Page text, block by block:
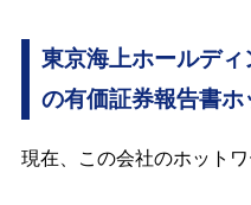
東京海上ホールデ
の有価証券報告書
現在、この会社のホット